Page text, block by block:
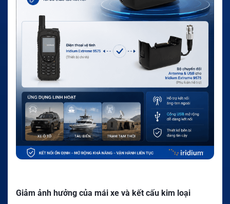
Giảm ảnh hưởng của mái xe và kết cấu kim loại